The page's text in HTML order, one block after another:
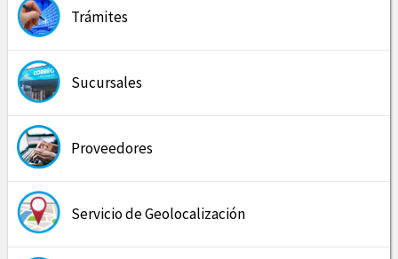
Trámites
Sucursales
Proveedores
Servicio de Geolocalización